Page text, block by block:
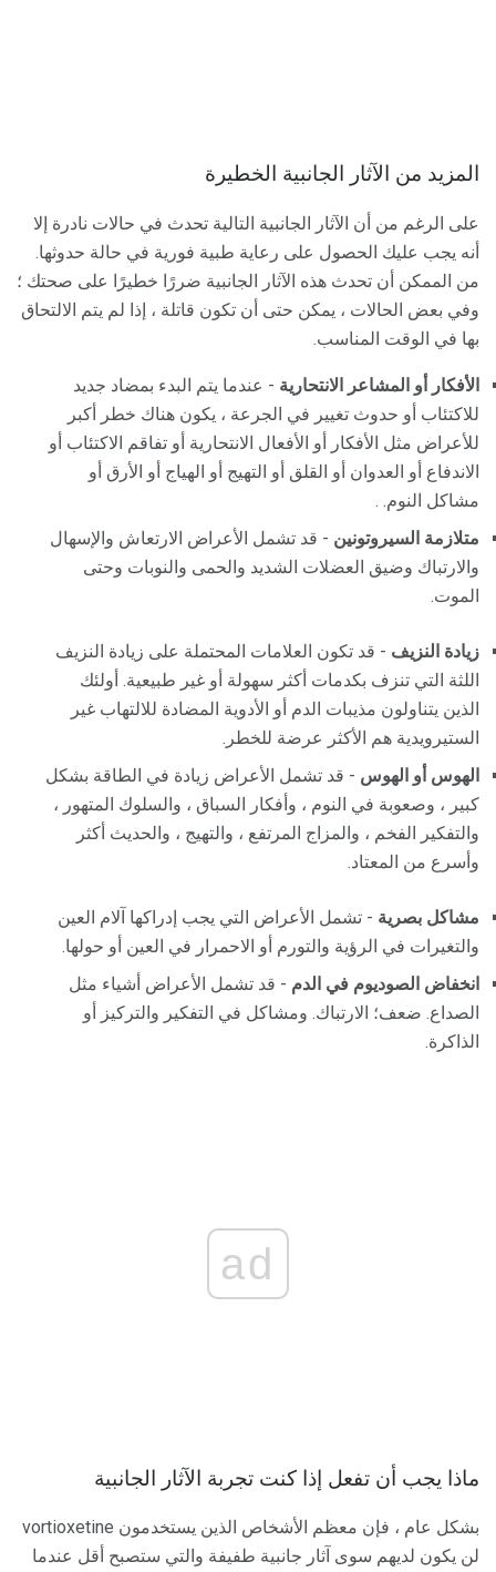
المزيد من الآثار الجانبية الخطيرة
على الرغم من أن الآثار الجانبية التالية تحدث في حالات نادرة إلا
أنه يجب عليك الحصول على رعاية طبية فورية في حالة حدوثها.
من الممكن أن تحدث هذه الآثار الجانبية ضررًا خطيرًا على صحتك ؛
وفي بعض الحالات ، يمكن حتى أن تكون قاتلة ، إذا لم يتم الالتحاق
بها في الوقت المناسب.
الأفكار أو المشاعر الانتحارية - عندما يتم البدء بمضاد جديد
للاكتئاب أو حدوث تغيير في الجرعة ، يكون هناك خطر أكبر
للأعراض مثل الأفكار أو الأفعال الانتحارية أو تفاقم الاكتئاب أو
الاندفاع أو العدوان أو القلق أو التهيج أو الهياج أو الأرق أو
مشاكل النوم. .
متلازمة السيروتونين - قد تشمل الأعراض الارتعاش والإسهال
والارتباك وضيق العضلات الشديد والحمى والنوبات وحتى
الموت.
زيادة النزيف - قد تكون العلامات المحتملة على زيادة النزيف
اللثة التي تنزف بكدمات أكثر سهولة أو غير طبيعية. أولئك
الذين يتناولون مذيبات الدم أو الأدوية المضادة للالتهاب غير
الستيرويدية هم الأكثر عرضة للخطر.
الهوس أو الهوس - قد تشمل الأعراض زيادة في الطاقة بشكل
كبير ، وصعوبة في النوم ، وأفكار السباق ، والسلوك المتهور ،
والتفكير الفخم ، والمزاج المرتفع ، والتهيج ، والحديث أكثر
وأسرع من المعتاد.
مشاكل بصرية - تشمل الأعراض التي يجب إدراكها آلام العين
والتغيرات في الرؤية والتورم أو الاحمرار في العين أو حولها.
انخفاض الصوديوم في الدم - قد تشمل الأعراض أشياء مثل
الصداع. ضعف؛ الارتباك. ومشاكل في التفكير والتركيز أو
الذاكرة.
ad
ماذا يجب أن تفعل إذا كنت تجربة الآثار الجانبية
بشكل عام ، فإن معظم الأشخاص الذين يستخدمون vortioxetine
لن يكون لديهم سوى آثار جانبية طفيفة والتي ستصبح أقل عندما